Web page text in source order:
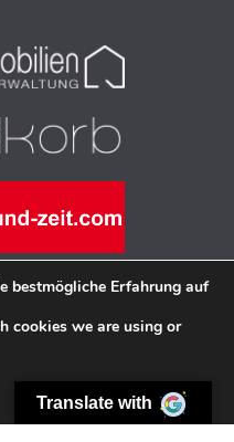
Zillmer. Alle Rechte
Präsentiert vonWordPress.
Translate with
bestmögliche Erfahrung auf
cookies we are using or